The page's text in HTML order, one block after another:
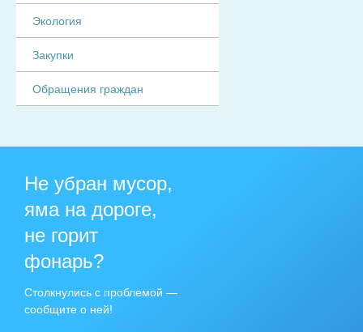
Экология
Закупки
Обращения граждан
Не убран мусор,
яма на дороге,
не горит
фонарь?
Столкнулись с проблемой —
сообщите о ней!